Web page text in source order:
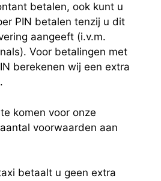
betalen, ook kunt u
PIN betalen tenzij u dit
aangeeft (i.v.m.
Voor betalingen met
berekenen wij een extra
komen voor onze
voorwaarden aan
betaalt u geen extra